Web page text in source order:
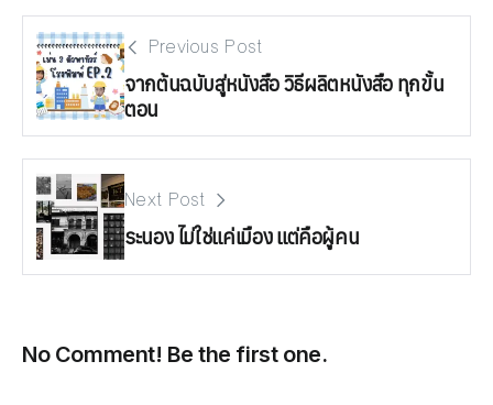
Previous Post
จากต้นฉบับสู่หนังสือ วิธีผลิตหนังสือ ทุกขั้น
ตอน
Next Post
ระนอง ไม่ใช่แค่เมือง แต่คือผู้คน
No Comment! Be the first one.